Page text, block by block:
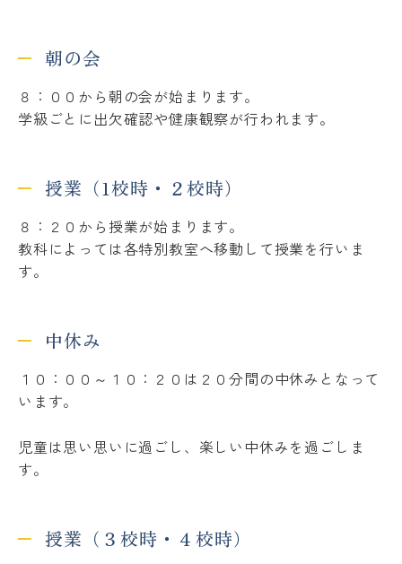
朝の会
８：００から朝の会が始まります。
学級ごとに出欠確認や健康観察が行われます。
授業（1校時・２校時）
８：２０から授業が始まります。
教科によっては各特別教室へ移動して授業を行いま
す。
中休み
１０：００～１０：２０は２０分間の中休みとなって
います。
児童は思い思いに過ごし、楽しい中休みを過ごしま
す。
授業（３校時・４校時）